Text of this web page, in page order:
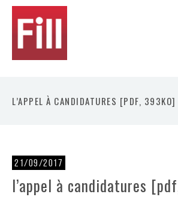
L’APPEL À CANDIDATURES [PDF, 393KO]
21/09/2017
l’appel à candidatures